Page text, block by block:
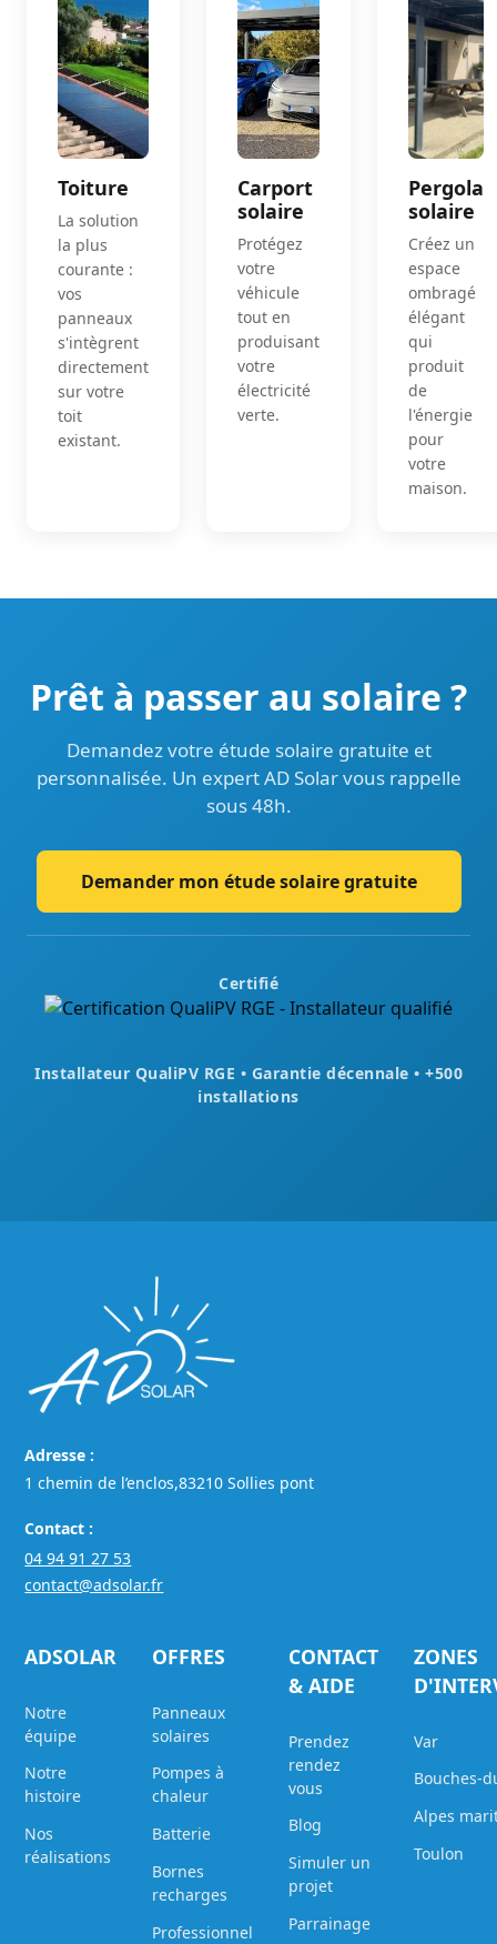
Toiture
La solution
la plus
courante :
vos
panneaux
s'intègrent
directement
sur votre
toit
existant.
Carport
solaire
Protégez
votre
véhicule
tout en
produisant
votre
électricité
verte.
Pergola
solaire
Créez un
espace
ombragé
élégant
qui
produit
de
l'énergie
pour
votre
maison.
Prêt à passer au solaire ?
Demandez votre étude solaire gratuite et
personnalisée. Un expert AD Solar vous rappelle
sous 48h.
Demander mon étude solaire gratuite
Certifié
Installateur QualiPV RGE • Garantie décennale • +500
installations
Adresse :
1 chemin de l’enclos,83210 Sollies pont
Contact :
04 94 91 27 53
contact@adsolar.fr
ADSOLAR
Notre
équipe
Notre
histoire
Nos
réalisations
OFFRES
Panneaux
solaires
Pompes à
chaleur
Batterie
Bornes
recharges
Professionnel
CONTACT
& AIDE
Prendez
rendez
vous
Blog
Simuler un
projet
Parrainage
ZONES
Var
Bouches-
Alpes
Toulon